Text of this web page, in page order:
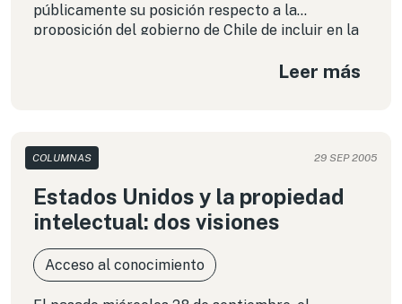
públicamente su posición respecto a la
proposición del gobierno de Chile de incluir en la
para el Derecho de Autor y Derechos Conexos de
Leer más
COLUMNAS 29 SEP 2005
Estados Unidos y la propiedad
intelectual: dos visiones
Acceso al conocimiento